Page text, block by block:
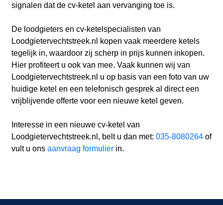
signalen dat de cv-ketel aan vervanging toe is.
De loodgieters en cv-ketelspecialisten van
Loodgietervechtstreek.nl kopen vaak meerdere ketels
tegelijk in, waardoor zij scherp in prijs kunnen inkopen.
Hier profiteert u ook van mee. Vaak kunnen wij van
Loodgietervechtstreek.nl u op basis van een foto van uw
huidige ketel en een telefonisch gesprek al direct een
vrijblijvende offerte voor een nieuwe ketel geven.
Interesse in een nieuwe cv-ketel van
Loodgietervechtstreek.nl, belt u dan met: 035-8080264of
vult u ons aanvraag formulierin.